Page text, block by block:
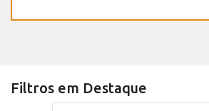
Filtros em Destaque